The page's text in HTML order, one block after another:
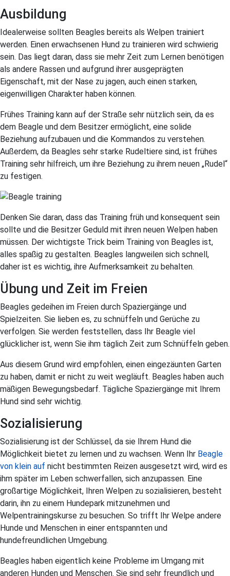
Ausbildung
Idealerweise sollten Beagles bereits als Welpen trainiert
werden. Einen erwachsenen Hund zu trainieren wird schwierig
sein. Das liegt daran, dass sie mehr Zeit zum Lernen benötigen
als andere Rassen und aufgrund ihrer ausgeprägten
Eigenschaft, mit der Nase zu jagen, auch einen starken,
eigenwilligen Charakter haben können.
Frühes Training kann auf der Straße sehr nützlich sein, da es
dem Beagle und dem Besitzer ermöglicht, eine solide
Beziehung aufzubauen und die Kommandos zu verstehen.
Außerdem, da Beagles sehr starke Rudeltiere sind, ist frühes
Training sehr hilfreich, um ihre Beziehung zu ihrem neuen „Rudel“
zu festigen.
Denken Sie daran, dass das Training früh und konsequent sein
sollte und die Besitzer Geduld mit ihren neuen Welpen haben
müssen. Der wichtigste Trick beim Training von Beagles ist,
alles spaßig zu gestalten. Beagles langweilen sich schnell,
daher ist es wichtig, ihre Aufmerksamkeit zu behalten.
Übung und Zeit im Freien
Beagles gedeihen im Freien durch Spaziergänge und
Spielzeiten. Sie lieben es, zu schnüffeln und Gerüche zu
verfolgen. Sie werden feststellen, dass Ihr Beagle viel
glücklicher ist, wenn Sie ihm täglich Zeit zum Schnüffeln geben.
Aus diesem Grund wird empfohlen, einen eingezäunten Garten
zu haben, damit er nicht zu weit wegläuft. Beagles haben auch
mäßigen Bewegungsbedarf. Tägliche Spaziergänge mit Ihrem
Hund sind sehr wichtig.
Sozialisierung
Sozialisierung ist der Schlüssel, da sie Ihrem Hund die
Möglichkeit bietet zu lernen und zu wachsen. Wenn Ihr Beagle
von klein auf nicht bestimmten Reizen ausgesetzt wird, wird es
ihm später im Leben schwerfallen, sich anzupassen. Eine
großartige Möglichkeit, Ihren Welpen zu sozialisieren, besteht
darin, ihn zu einem Hundepark mitzunehmen und
Welpentrainingskurse zu besuchen. So trifft Ihr Welpe andere
Hunde und Menschen in einer entspannten und
hundefreundlichen Umgebung.
Beagles haben eigentlich keine Probleme im Umgang mit
anderen Hunden und Menschen. Sie sind sehr freundlich und